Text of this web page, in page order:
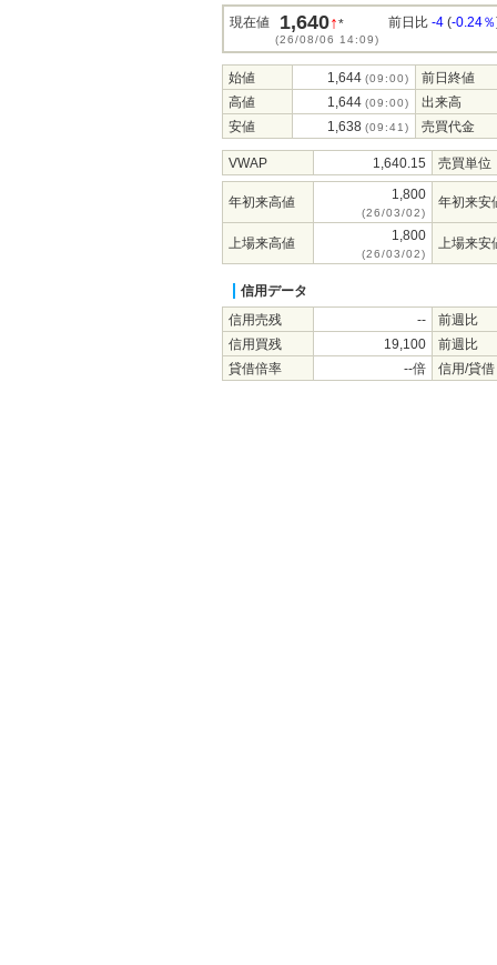
現在値 1,640↑*
(26/08/06 14:09)
前日比 -4 (-0.24％
始値 1,644 (09:00)
前日終値
高値
1,644 (09:00)
出来高
安値
1,638 (09:41) 売買代金
VWAP 1,640.15 売買単位
年初来高値 1,800
(26/03/02)
年初来安
上場来高値 1,800
(26/03/02)
上場来安
信用データ
信用売残
--
前週比
信用買残
19,100
前週比
貸借倍率
--倍 信用/貸借